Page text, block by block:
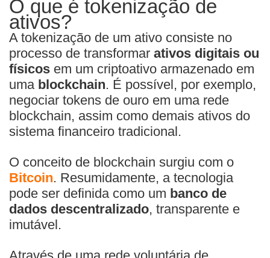
O que é tokenização de
ativos?
A tokenização de um ativo consiste no
processo de transformar ativos digitais ou
físicos em um criptoativo armazenado em
uma blockchain. É possível, por exemplo,
negociar tokens de ouro em uma rede
blockchain, assim como demais ativos do
sistema financeiro tradicional.
O conceito de blockchain surgiu com o
Bitcoin. Resumidamente, a tecnologia
pode ser definida como um banco de
dados descentralizado, transparente e
imutável.